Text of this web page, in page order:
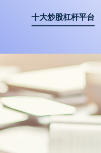
十大炒股杠杆平台